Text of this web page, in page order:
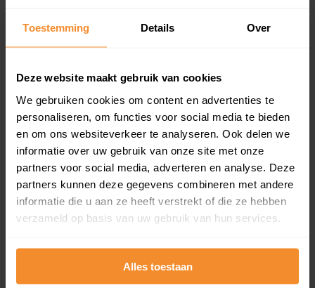
Toestemming Details Over
Deze website maakt gebruik van cookies
We gebruiken cookies om content en advertenties te
personaliseren, om functies voor social media te bieden
en om ons websiteverkeer te analyseren. Ook delen we
informatie over uw gebruik van onze site met onze
partners voor social media, adverteren en analyse. Deze
partners kunnen deze gegevens combineren met andere
informatie die u aan ze heeft verstrekt of die ze hebben
verzameld op basis van uw gebruik van hun services.
Alles toestaan
Inclusief 1 jaar gratis updates
inclusief een jaar lang gratis updates van nieuwe
koopsommen.
Bekijk product
Direct leverbaar
Kadastrale kaart pakket
Alleen globale ligging perceel